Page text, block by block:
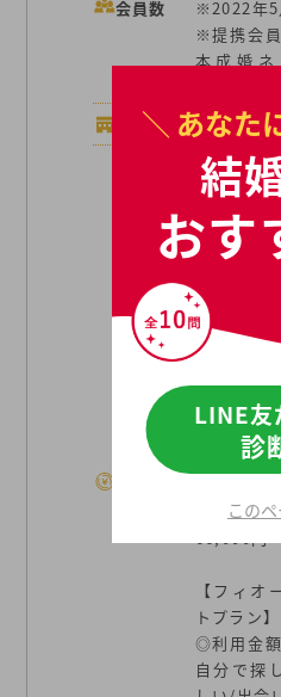
会員数
※2022年5
※提携会
本成婚ネ
shipの会
店舗数
16店舗
【リミテ
2】
◎初期費
合う方を
【セレク
◎初期費
積極的に
165,000円
【フレキ
い/自分の
66,000円
【フィ
トプラン】
◎利用金
自分で探
＼ あなた
結
おす
LINE友
診
この